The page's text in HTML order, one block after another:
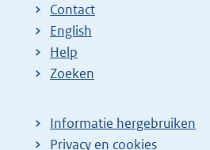
Contact
English
Help
Zoeken
Informatie hergebruiken
Privacy en cookies